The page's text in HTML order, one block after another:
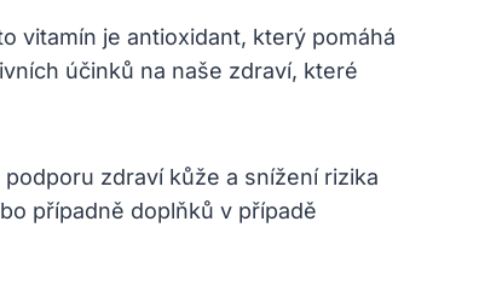
vitamín je antioxidant, který pomáhá
účinků na naše zdraví, které
zdraví kůže a snížení rizika
případně doplňků v případě